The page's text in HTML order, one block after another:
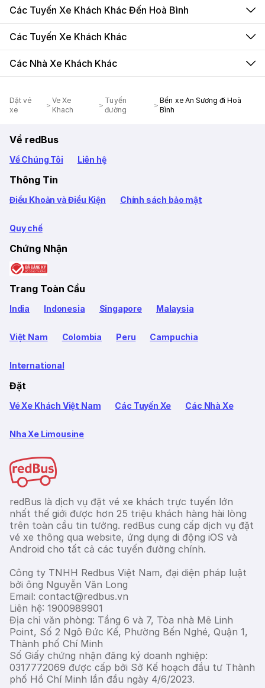
Các Tuyến Xe Khách Khác Đến Hoà Bình
Các Tuyến Xe Khách Khác
Các Nhà Xe Khách Khác
Dặt vé
xe
Ve Xe
Khach
Tuyến
đường
Bến xe An Sương đi Hoà
Bình
Về redBus
Về Chúng Tôi Liên hệ
Thông Tin
Điều Khoản và Điều Kiện Chính sách bảo mật
Quy chế
Chứng Nhận
Trang Toàn Cầu
India Indonesia Singapore Malaysia
Việt Nam Colombia Peru Campuchia
International
Đặt
Vé Xe Khách Việt Nam Các Tuyến Xe Các Nhà Xe
Nha Xe Limousine
redBus là dịch vụ đặt vé xe khách trực tuyến lớn
nhất thế giới được hơn 25 triệu khách hàng hài lòng
trên toàn cầu tin tưởng. redBus cung cấp dịch vụ đặt
vé xe thông qua website, ứng dụng di động iOS và
Android cho tất cả các tuyến đường chính.
Công ty TNHH Redbus Việt Nam, đại diện pháp luật
bởi ông Nguyễn Văn Long
Email: contact@redbus.vn
Liên hệ: 1900989901
Địa chỉ văn phòng: Tầng 6 và 7, Tòa nhà Mê Linh
Point, Số 2 Ngô Đức Kế, Phường Bến Nghé, Quận 1,
Thành phố Chí Minh
Số Giấy chứng nhận đăng ký doanh nghiệp:
0317772069 được cấp bởi Sở Kế hoạch đầu tư Thành
phố Hồ Chí Minh lần đầu ngày 4/6/2023.